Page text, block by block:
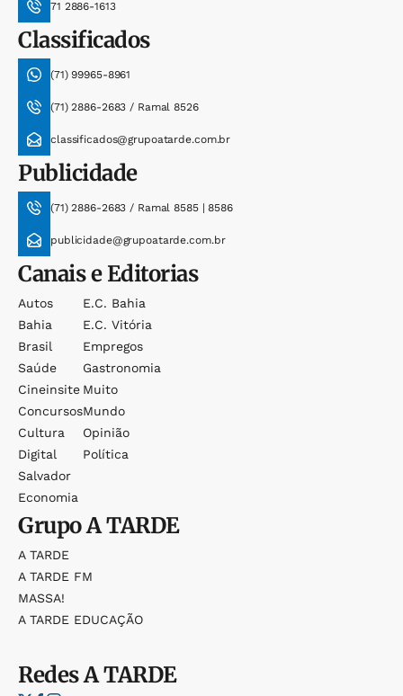
71 2886-1613
Classificados
(71) 99965-8961
(71) 2886-2683 / Ramal 8526
classificados@grupoatarde.com.br
Publicidade
(71) 2886-2683 / Ramal 8585 | 8586
publicidade@grupoatarde.com.br
Canais e Editorias
Autos
Bahia
Brasil
Saúde
Cineinsite
Concursos
Cultura
Digital
Salvador
Economia
E.c. Bahia
E.c. Vitória
Empregos
Gastronomia
Muito
Mundo
Opinião
Política
GrupoA TARDE
A TARDE
A TARDE FM
MASSA!
A TARDE EDUCAÇÃO
RedesA TARDE